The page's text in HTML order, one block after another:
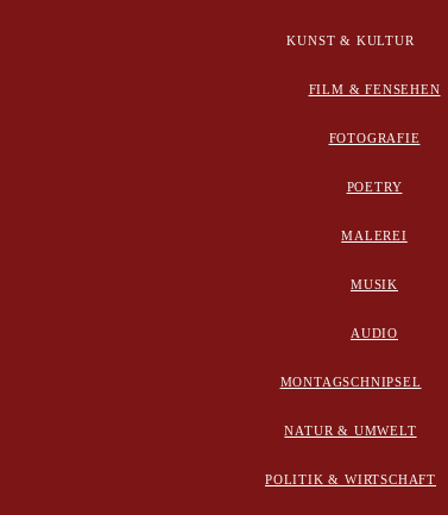
KUNST & KULTUR
FILM & FENSEHEN
FOTOGRAFIE
POETRY
MALEREI
MUSIK
AUDIO
MONTAGSCHNIPSEL
NATUR & UMWELT
POLITIK & WIRTSCHAFT